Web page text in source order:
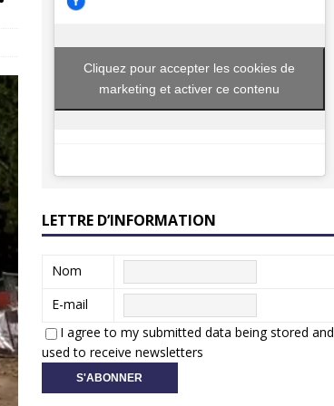
Cliquez pour accepter les cookies de
marketing et activer ce contenu
LETTRE D’INFORMATION
Nom
E-mail
I agree to my submitted data being stored and
used to receive newsletters